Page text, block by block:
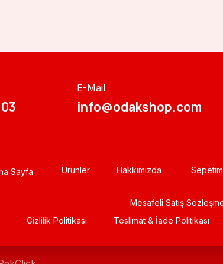
E-Mail
info@odakshop.com​
Sayfa Ürünler Hakkımızda Sepetim
Mesafeli Satış
Gizlili​k Politikası
Teslimat & İade Politikası